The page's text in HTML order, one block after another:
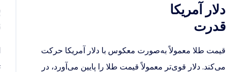
دلار آمریکا
قدرت
قیمت طلا معمولاً به‌صورت معکوس با دلار آمریکا حرکت
می‌کند. دلار قوی‌تر معمولاً قیمت طلا را پایین می‌آورد، در